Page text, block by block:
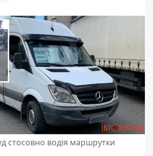
стосовно водія маршрутки